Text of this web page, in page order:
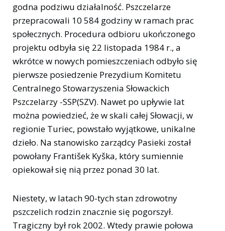
godna podziwu działalność. Pszczelarze
przepracowali 10 584 godziny w ramach prac
społecznych. Procedura odbioru ukończonego
projektu odbyła się 22 listopada 1984 r., a
wkrótce w nowych pomieszczeniach odbyło się
pierwsze posiedzenie Prezydium Komitetu
Centralnego Stowarzyszenia Słowackich
Pszczelarzy -SSP(SZV). Nawet po upływie lat
można powiedzieć, że w skali całej Słowacji, w
regionie Turiec, powstało wyjątkowe, unikalne
dzieło. Na stanowisko zarządcy Pasieki został
powołany František Kyška, który sumiennie
opiekował się nią przez ponad 30 lat.
Niestety, w latach 90-tych stan zdrowotny
pszczelich rodzin znacznie się pogorszył.
Tragiczny był rok 2002. Wtedy prawie połowa